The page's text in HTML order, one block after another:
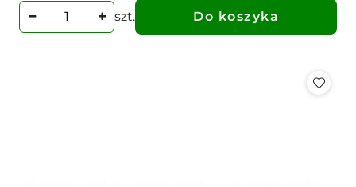
szt. Do koszyka